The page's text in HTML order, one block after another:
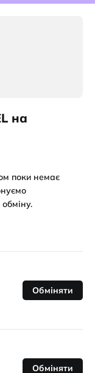
на
поки немає
Обміняти
Обміняти